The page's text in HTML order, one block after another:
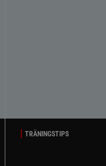
TRÄNINGSTIPS